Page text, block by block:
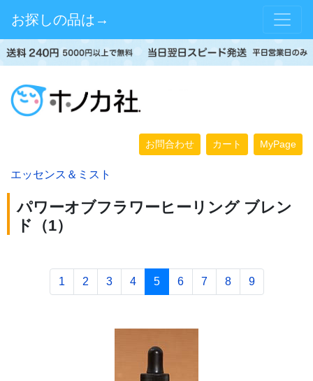
お探しの品は→
お問合わせ カート MyPage
エッセンス＆ミスト
パワーオブフラワーヒーリング ブレン
ド（1）
1 2 3 4 5 6 7 8 9